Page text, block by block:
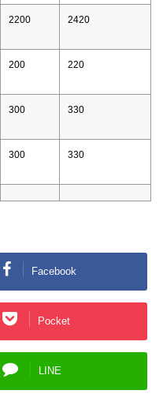
2200 2420
200 220
300 330
300 330
Facebook
Pocket
LINE